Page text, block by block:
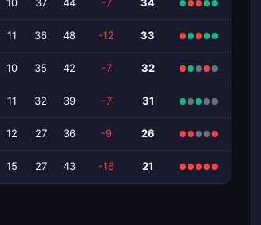
11 36 48 -12 33
10 35 42 -7 32
11 32 39 -7 31
12 27 36 -9 26
15 27 43 -16 21